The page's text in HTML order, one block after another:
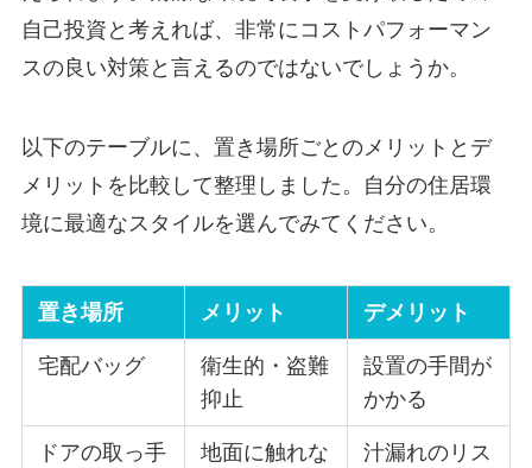
自己投資と考えれば、非常にコストパフォーマン
スの良い対策と言えるのではないでしょうか。
以下のテーブルに、置き場所ごとのメリットとデ
メリットを比較して整理しました。自分の住居環
境に最適なスタイルを選んでみてください。
置き場所 メリット デメリット
宅配バッグ
衛生的・盗難
抑止
設置の手間が
かかる
ドアの取っ手
地面に触れな
汁漏れのリス